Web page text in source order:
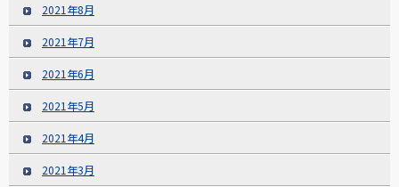
2021年8月
2021年7月
2021年6月
2021年5月
2021年4月
2021年3月